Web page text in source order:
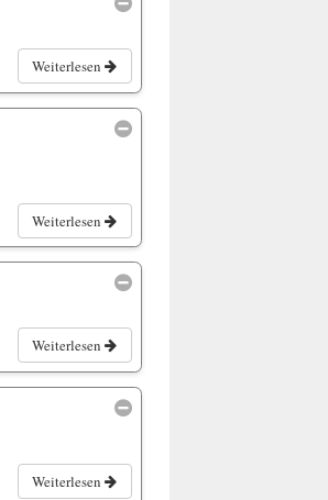
Weiterlesen
Weiterlesen
Weiterlesen
Weiterlesen